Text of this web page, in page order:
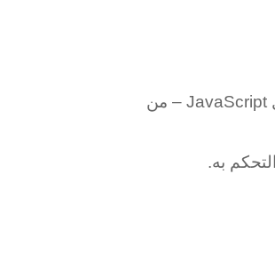
نموذج كائن المستند (DOM) هو واجهة برمجية (API) تمكّن لغات البرمجة – مثل JavaScript – من
به.